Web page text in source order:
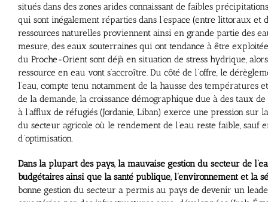
situés dans des zones arides connaissant de faibles
qui sont inégalement réparties dans l’espace (entre littoraux et
ressources naturelles proviennent ainsi en grande partie des
mesure, des eaux souterraines qui ont tendance à être
du Proche-Orient sont déjà en situation de stress hydrique,
ressource en eau vont s’accroître. Du côté de l’offre, le
l’eau, compte tenu notamment de la hausse des températures
de la demande, la croissance démographique due à des taux
à l’afflux de réfugiés (Jordanie, Liban) exerce une pression sur
du secteur agricole où le rendement de l’eau reste faible, sauf
d’optimisation.
Dans la plupart des pays, la mauvaise gestion du secteur de
budgétaires ainsi que la santé publique, l’environnement et la
bonne gestion du secteur a permis au pays de devenir un